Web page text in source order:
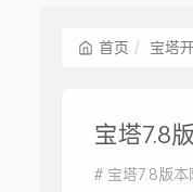
首页 宝塔
宝塔7.8
# 宝塔7.8版